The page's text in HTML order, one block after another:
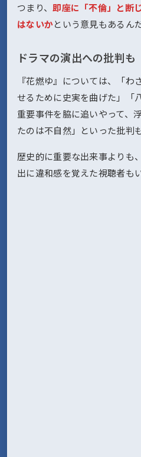
つまり、即座に「不倫」と断
はないかという意見もあるんだ
ドラマの演出への批判も
『花燃ゆ』については、「わ
せるために史実を曲げた」「
重要事件を脇に追いやって、
たのは不自然」といった批判
歴史的に重要な出来事よりも
出に違和感を覚えた視聴者も